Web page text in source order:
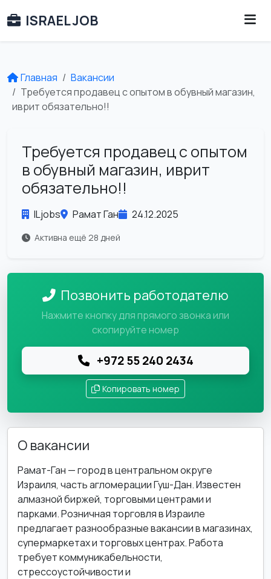
ISRAEL JOB
Главная
Вакансии
Требуется продавец с опытом в обувный магазин,
иврит обязательно!!
Требуется продавец с опытом
в обувный магазин, иврит
обязательно!!
ILjobs Рамат Ган 24.12.2025
Активна ещё 28 дней
Позвонить работодателю
Нажмите кнопку для прямого звонка или
скопируйте номер
+972 55 240 2434
Копировать номер
О вакансии
Рамат-Ган — город в центральном округе
Израиля, часть агломерации Гуш-Дан. Известен
алмазной биржей, торговыми центрами и
парками. Розничная торговля в Израиле
предлагает разнообразные вакансии в магазинах,
супермаркетах и торговых центрах. Работа
требует коммуникабельности,
стрессоустойчивости и